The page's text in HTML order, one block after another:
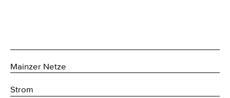
Mainzer Netze
Strom